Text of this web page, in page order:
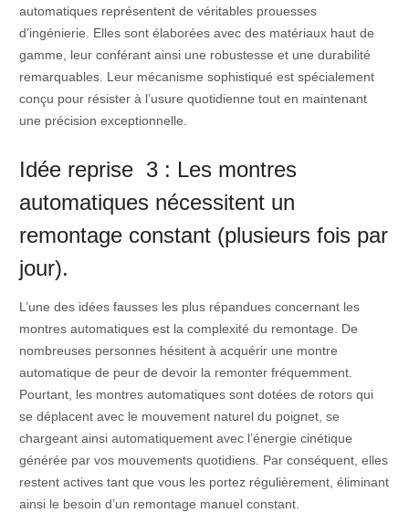
automatiques représentent de véritables prouesses
d’ingénierie. Elles sont élaborées avec des matériaux haut de
gamme, leur conférant ainsi une robustesse et une durabilité
remarquables. Leur mécanisme sophistiqué est spécialement
conçu pour résister à l’usure quotidienne tout en maintenant
une précision exceptionnelle.
Idée reprise 3 : Les montres
automatiques nécessitent un
remontage constant (plusieurs fois par
jour).
L’une des idées fausses les plus répandues concernant les
montres automatiques est la complexité du remontage. De
nombreuses personnes hésitent à acquérir une montre
automatique de peur de devoir la remonter fréquemment.
Pourtant, les montres automatiques sont dotées de rotors qui
se déplacent avec le mouvement naturel du poignet, se
chargeant ainsi automatiquement avec l’énergie cinétique
générée par vos mouvements quotidiens. Par conséquent, elles
restent actives tant que vous les portez régulièrement, éliminant
ainsi le besoin d’un remontage manuel constant.